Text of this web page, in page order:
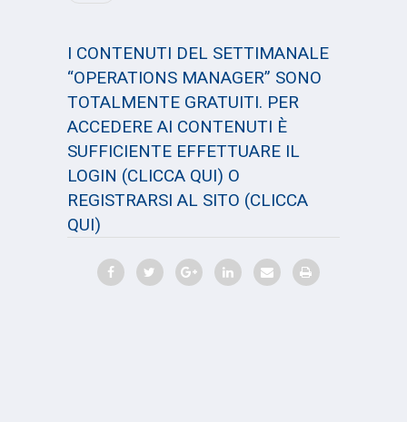
I CONTENUTI DEL SETTIMANALE
“OPERATIONS MANAGER” SONO
TOTALMENTE GRATUITI. PER
ACCEDERE AI CONTENUTI È
SUFFICIENTE EFFETTUARE IL
LOGIN (CLICCA QUI) O
REGISTRARSI AL SITO (CLICCA
QUI)